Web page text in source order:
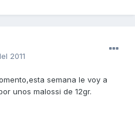
2011
semana le voy a
unos malossi de 12gr.